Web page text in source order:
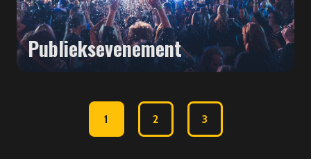
Publieksevenement
1 2 3